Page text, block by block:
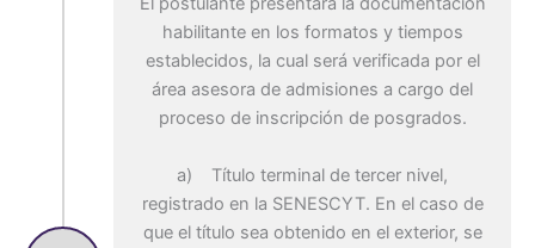
habilitante en los formatos y tiempos
establecidos, la cual será verificada por el
área asesora de admisiones a cargo del
proceso de inscripción de posgrados.
a) Título terminal de tercer nivel,
registrado en la SENESCYT. En el caso de
que el título sea obtenido en el exterior, se